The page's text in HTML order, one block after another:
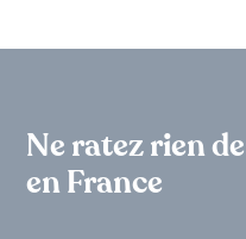
Ne ratez rien
en France